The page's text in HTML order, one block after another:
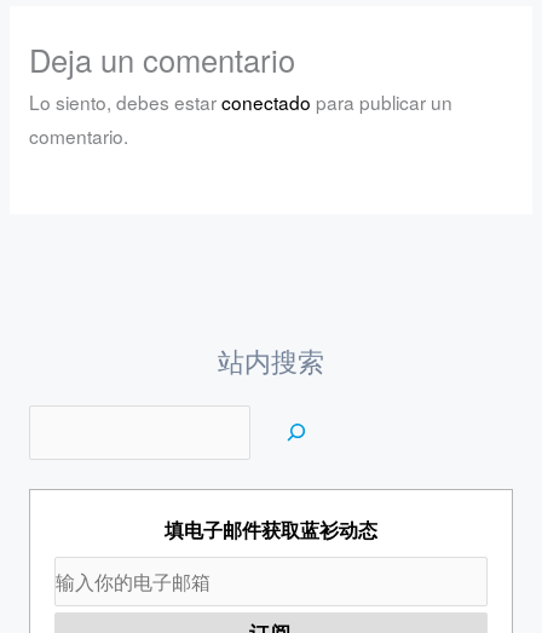
Deja un comentario
Lo siento, debes estarconectado para publicar un
comentario.
站内搜索
填电子邮件获取蓝衫动态